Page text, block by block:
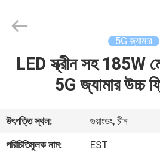
বাড়ি
ভিডিও
ELECTRONICS(HK)
CO.,LTD.
5G জ্যামার
LED স্ক্রীন সহ 185W
5G জ্যামার উচ্চ
উৎপত্তি স্থল:
গুয়াংডং, চীন
পরিচিতিমুলক নাম:
EST